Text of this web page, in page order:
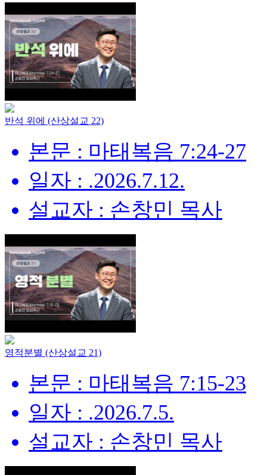
반석 위에 (산상설교 22)
본문 : 마태복음 7:24-27
일자 : .2026.7.12.
설교자 : 손창민 목사
영적분별 (산상설교 21)
본문 : 마태복음 7:15-23
일자 : .2026.7.5.
설교자 : 손창민 목사